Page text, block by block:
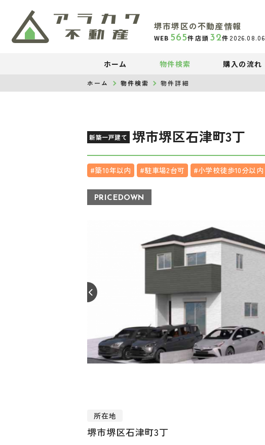
堺市堺区の不動産情報
WEB 565件 店頭 32件 2026.08.06
ホーム 物件検索 購入の流れ
ホーム 物件検索 物件詳細
新築一戸建て 堺市堺区石津町3丁
#築10年以内 #駐車場2台可 #小学校徒歩10分以内
PRICEDOWN
所在地
堺市堺区石津町3丁